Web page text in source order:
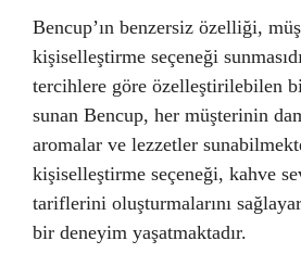
Bencup’ın benzersiz özelliği,
kişiselleştirme seçeneği
tercihlere göre özelleştirilebilen
sunan Bencup, her müşterinin
aromalar ve lezzetler
kişiselleştirme seçeneği, kahve
tariflerini oluşturmalarını
bir deneyim yaşatmaktadır.